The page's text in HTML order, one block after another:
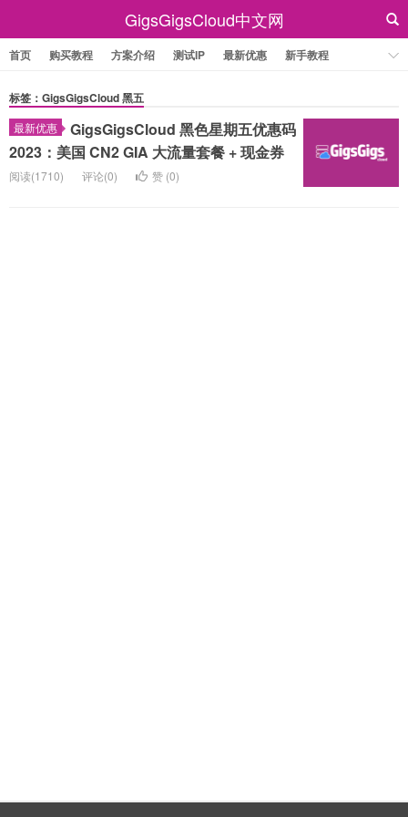
GigsGigsCloud中文网
首页 购买教程 方案介绍 测试IP 最新优惠 新手教程
标签：GigsGigsCloud 黑五
最新优惠
GigsGigsCloud 黑色星期五优惠码
2023：美国 CN2 GIA 大流量套餐 + 现金券
阅读(1710) 评论(0) 赞 (0)